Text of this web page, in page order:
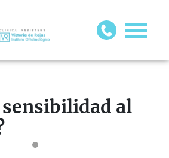
sensibilidad al